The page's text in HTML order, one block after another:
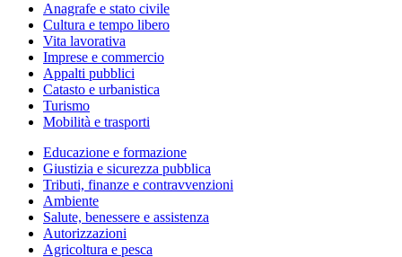
Anagrafe e stato civile
Cultura e tempo libero
Vita lavorativa
Imprese e commercio
Appalti pubblici
Catasto e urbanistica
Turismo
Mobilità e trasporti
Educazione e formazione
Giustizia e sicurezza pubblica
Tributi, finanze e contravvenzioni
Ambiente
Salute, benessere e assistenza
Autorizzazioni
Agricoltura e pesca